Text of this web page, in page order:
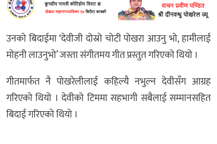
उनको बिदाईमा ‘देवीजी दोस्रो चोटी पोखरा आउनु भो, हामीलाई
मोहनी लाउनुभो’ जस्ता संगीतमय गीत प्रस्तुत गरिएको थियो ।
गीतमार्फत नै पोखरेलीलाई कहिल्यै नभुल्न देवीसँग आग्रह
गरिएको थियो । देवीको टिममा सहभागी सबैलाई सम्मानसहित
बिदाई गरिएको थियो ।